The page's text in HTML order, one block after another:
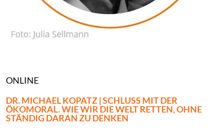
ONLINE
DR. MICHAEL KOPATZ | SCHLUSS MIT DER
ÖKOMORAL. WIE WIR DIE WELT RETTEN, OHNE
STÄNDIG DARAN ZU DENKEN